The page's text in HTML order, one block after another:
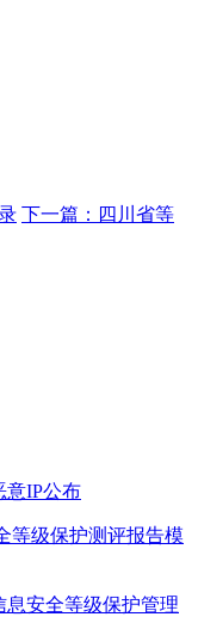
下一篇： 四川省等
意IP公布
等级保护测评报告模
息安全等级保护管理